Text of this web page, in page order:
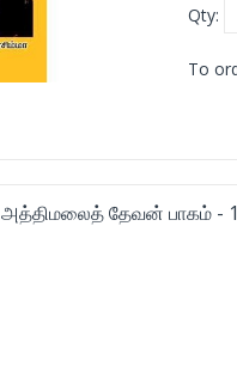
Qty:
To
அத்திமலைத் தேவன் பாகம் - 1